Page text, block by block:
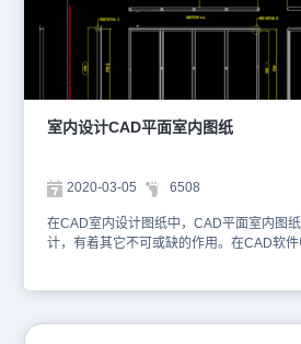
建筑的原始结构和实际暖通应用需求，使用
设计图纸。大家可以使用CAD软件进行制
好地掌握教程的知识。1、空调设计图 2、平面布置图
计CAD平面室内图纸的更多设计内容，
方法与使用场景，大家可以在浩辰CAD官
本CAD图纸作为学习资料参考，请勿用于商
室内设计CAD平面室内图纸
2020-03-05 6508
在CAD室内设计图纸中，CAD平面室内图
计，有着其它不可或缺的作用。在CAD软
访问浩辰CAD官网进行学习。1、室内设计